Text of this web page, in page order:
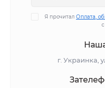
Я прочитал Оплата,
г. Украинка,